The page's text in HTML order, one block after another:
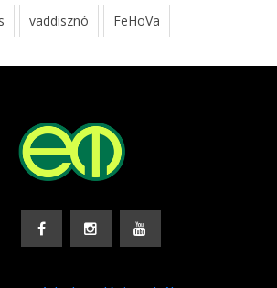
vaddisznó FeHoVa